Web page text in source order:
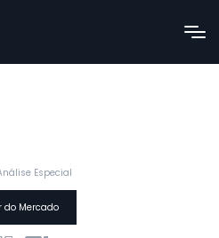
Especial
do Mercado